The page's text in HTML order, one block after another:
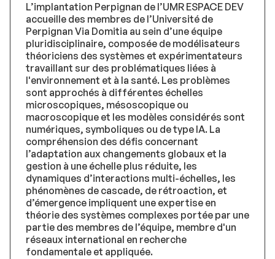
L’implantation Perpignan de l’UMR ESPACE DEV
accueille des membres de l’Université de
Perpignan Via Domitia au sein d’une équipe
pluridisciplinaire, composée de modélisateurs
théoriciens des systèmes et expérimentateurs
travaillant sur des problématiques liées à
l'environnement et à la santé. Les problèmes
sont approchés à différentes échelles
microscopiques, mésoscopique ou
macroscopique et les modèles considérés sont
numériques, symboliques ou de type IA. La
compréhension des défis concernant
l’adaptation aux changements globaux et la
gestion à une échelle plus réduite, les
dynamiques d’interactions multi-échelles, les
phénomènes de cascade, de rétroaction, et
d’émergence impliquent une expertise en
théorie des systèmes complexes portée par une
partie des membres de l’équipe, membre d'un
réseaux international en recherche
fondamentale et appliquée.